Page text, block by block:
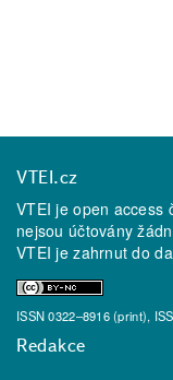
VTEI.cz
VTEI je open access
nejsou účtovány
VTEI je zahrnut do
ISSN 0322–8916 (print),
Redakce